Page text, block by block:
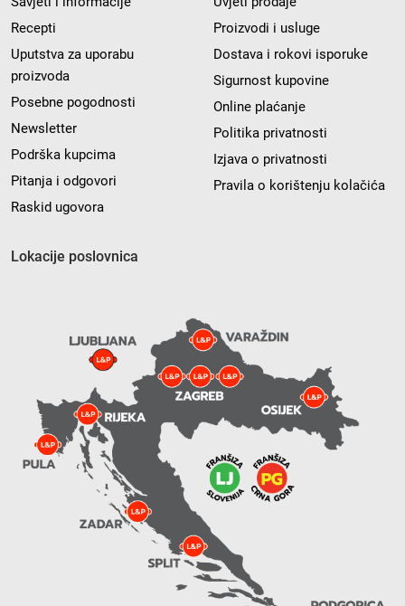
Recepti
Uputstva za uporabu
proizvoda
Posebne pogodnosti
Newsletter
Podrška kupcima
Pitanja i odgovori
Raskid ugovora
Proizvodi i usluge
Dostava i rokovi isporuke
Sigurnost kupovine
Online plaćanje
Politika privatnosti
Izjava o privatnosti
Pravila o korištenju kolačića
Lokacije poslovnica